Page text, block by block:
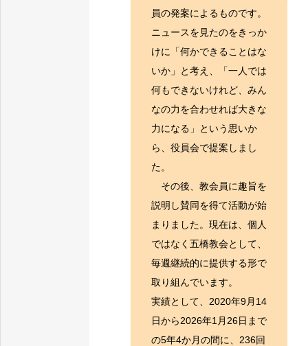
員の発案によるものです。
ニュースを見たのをきっか
けに「何かできることはな
いか」と考え、「一人では
何もできないけれど、みん
なの力を合わせれば大きな
力になる」という思いか
ら、役員会で提案しまし
た。
その後、教会員に趣旨を
説明し賛同を得て活動が始
まりました。現在は、個人
ではなく五橋教会として、
毎週継続的に提供する形で
取り組んでいます。
実績として、2020年9月14
日から2026年1月26日まで
の5年4か月の間に、236回